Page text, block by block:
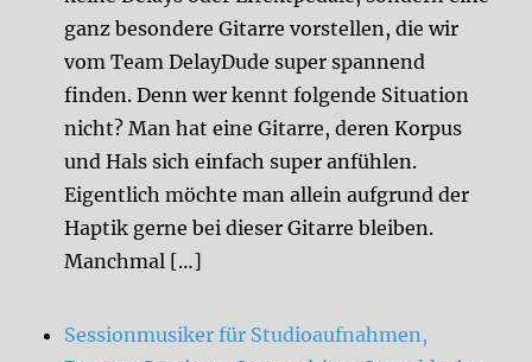
ganz besondere Gitarre vorstellen, die wir
vom Team DelayDude super spannend
finden. Denn wer kennt folgende Situation
nicht? Man hat eine Gitarre, deren Korpus
und Hals sich einfach super anfühlen.
Eigentlich möchte man allein aufgrund der
Haptik gerne bei dieser Gitarre bleiben.
Manchmal […]
Sessionmusiker für Studioaufnahmen,